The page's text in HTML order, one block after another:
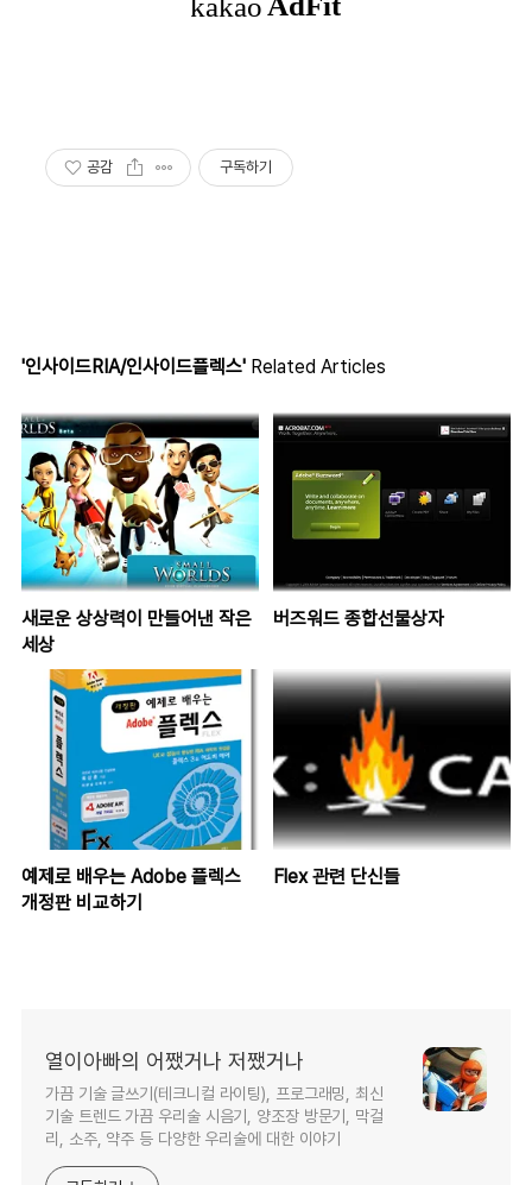
공감 구독하기
'인사이드RIA/인사이드플렉스' Related Articles
새로운 상상력이 만들어낸 작은
세상
버즈워드 종합선물상자
예제로 배우는 Adobe 플렉스
개정판 비교하기
Flex 관련 단신들
열이아빠의 어쨌거나 저쨌거나
가끔 기술 글쓰기(테크니컬 라이팅), 프로그래밍, 최신
기술 트렌드 가끔 우리술 시음기, 양조장 방문기, 막걸
리, 소주, 약주 등 다양한 우리술에 대한 이야기